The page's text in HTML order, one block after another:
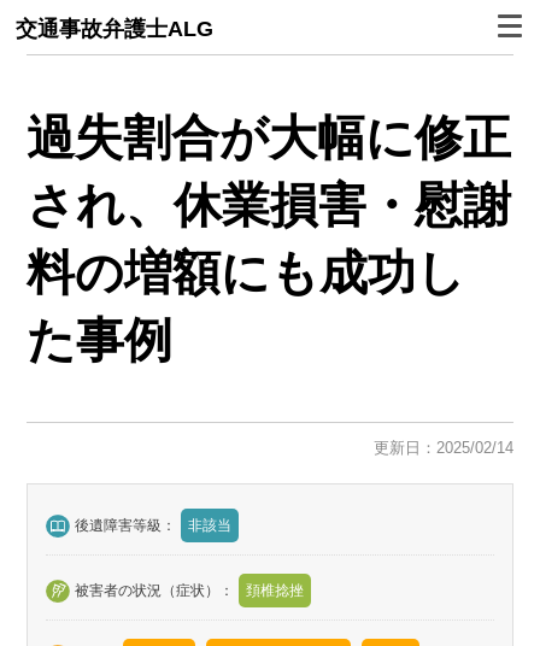
交通事故弁護士ALG
過失割合が大幅に修正
され、休業損害・慰謝
料の増額にも成功し
た事例
更新日：2025/02/14
後遺障害等級： 非該当
被害者の状況（症状）： 頚椎捻挫